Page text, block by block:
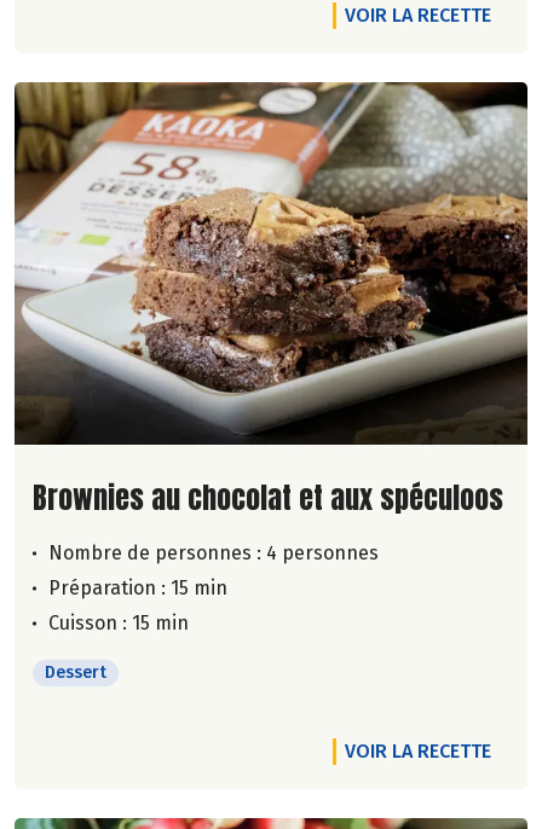
VOIR LA RECETTE
Lire la suite de la recette
Brownies au chocolat et aux spéculoos
Nombre de personnes : 4 personnes
Préparation : 15 min
Cuisson : 15 min
Dessert
VOIR LA RECETTE